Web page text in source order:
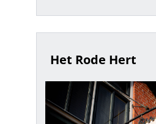
Het Rode Hert